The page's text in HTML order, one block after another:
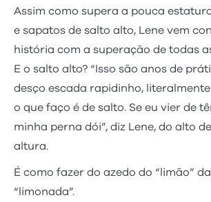
Assim como supera a pouca
e sapatos de salto alto, Lene vem
história com a superação de todas
E o salto alto? “Isso são anos de
desço escada rapidinho,
o que faço é de salto. Se eu vier de
minha perna dói”, diz Lene, do alto
altura.
É como fazer do azedo do “limão”
“limonada”.